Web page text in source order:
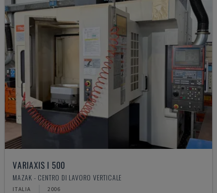
VARIAXIS I 500
MAZAK - CENTRO DI LAVORO VERTICALE
ITALIA 2006